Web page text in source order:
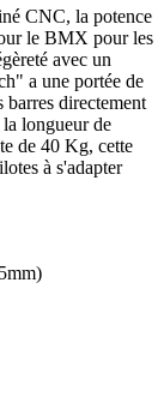
CNC, la potence
le BMX pour les
avec un
a une portée de
directement
longueur de
de 40 Kg, cette
à s'adapter